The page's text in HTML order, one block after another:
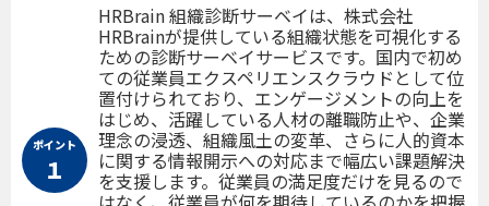
ポイント
１
HRBrain 組織診断サーベイは、株式会社
HRBrainが提供している組織状態を可視化する
ための診断サーベイサービスです。国内で初め
ての従業員エクスペリエンスクラウドとして位
置付けられており、エンゲージメントの向上を
はじめ、活躍している人材の離職防止や、企業
理念の浸透、組織風土の変革、さらに人的資本
に関する情報開示への対応まで幅広い課題解決
を支援します。従業員の満足度だけを見るので